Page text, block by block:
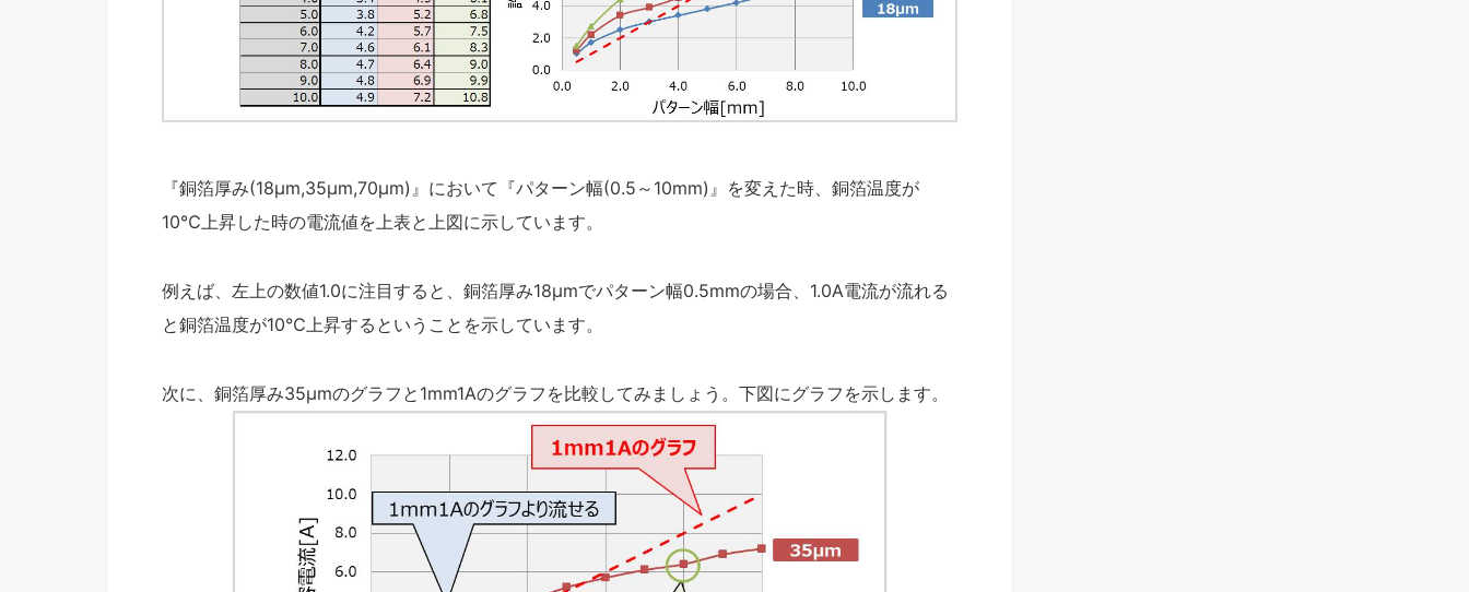
『銅箔厚み(18μm,35μm,70μm)』において『パターン幅(0.5～10mm)』を変えた時、銅箔温度が
10℃上昇した時の電流値を上表と上図に示しています。
例えば、左上の数値1.0に注目すると、銅箔厚み18μmでパターン幅0.5mmの場合、1.0A電流が流れる
と銅箔温度が10℃上昇するということを示しています。
次に、銅箔厚み35μmのグラフと1mm1Aのグラフを比較してみましょう。下図にグラフを示します。